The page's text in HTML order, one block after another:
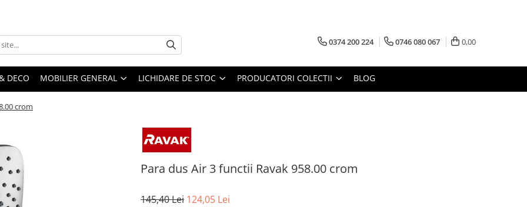
0374 200 224 0746 080 067 0,00
DECO MOBILIER GENERAL LICHIDARE DE STOC PRODUCATORI COLECTII BLOG
crom
Para dus Air 3 functii Ravak 958.00 crom
145,40 Lei 124,05 Lei